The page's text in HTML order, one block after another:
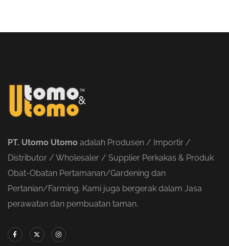
PT. Utomo Utomo adalah Produsen / Importir /
Distributor / Wholesaler / Supplier Perkakas & Produk
Obat-Obatan Pertamanan/Gardening dan
Pertanian/Farming. Kami juga bergerak dalam Jasa
perawatan dan pembuatan taman.